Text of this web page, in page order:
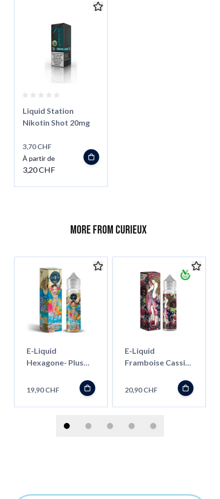
Liquid Station
Nikotin Shot 20mg
3,70 CHF
À partir de
3,20 CHF
More from Curieux
E-Liquid
Hexagone- Plus
CURIEUX
19,90 CHF
E-Liquid
Framboise Cassis,
''Shortfill''
20,90 CHF